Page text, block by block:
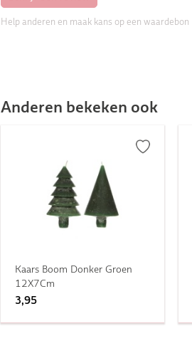
Help anderen en maak kans op een waardebon
Anderen bekeken ook
Kaars Boom Donker Groen
12X7Cm
3,95